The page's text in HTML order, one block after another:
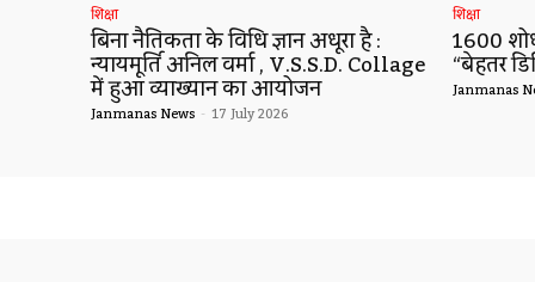
शिक्षा
बिना नैतिकता के विधि ज्ञान अधूरा है :
न्यायमूर्ति अनिल वर्मा , V.S.S.D. Collage
में हुआ व्याख्यान का आयोजन
Janmanas News - 17 July 2026
शिक्षा
1600
“बेहतर
Janmanas